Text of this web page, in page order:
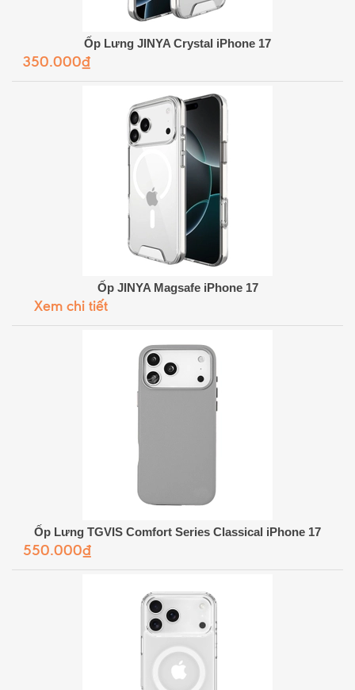
Ốp Lưng JINYA Crystal iPhone 17
350.000₫
Ốp JINYA Magsafe iPhone 17
Xem chi tiết
Ốp Lưng TGVIS Comfort Series Classical iPhone 17
550.000₫